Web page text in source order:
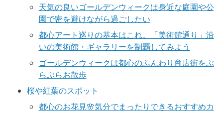
天気の良いゴールデンウィークは身近な庭園や公
園で密を避けながら過ごしたい
都心アート巡りの基本はこれ。「美術館通り」沿
いの美術館・ギャラリーを制覇してみよう
ゴールデンウィークは都心のふんわり商店街をぶ
らぶらお散歩
桜や紅葉のスポット
都心のお花見🌸気分でまったりできるおすすめカ